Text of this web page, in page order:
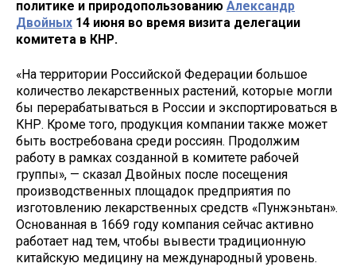
политике и природопользованию Александр
Двойных 14 июня во время визита делегации
комитета в КНР.
«На территории Российской Федерации большое
количество лекарственных растений, которые могли
бы перерабатываться в России и экспортироваться в
КНР. Кроме того, продукция компании также может
быть востребована среди россиян. Продолжим
работу в рамках созданной в комитете рабочей
группы», — сказал Двойных после посещения
производственных площадок предприятия по
изготовлению лекарственных средств «Пунжэньтан».
Основанная в 1669 году компания сейчас активно
работает над тем, чтобы вывести традиционную
китайскую медицину на международный уровень.